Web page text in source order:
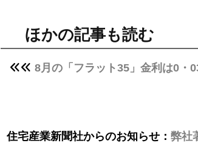
ほかの記事も読む
8月の「フラット35」金利は0・
住宅産業新聞社からのお知らせ： 弊社